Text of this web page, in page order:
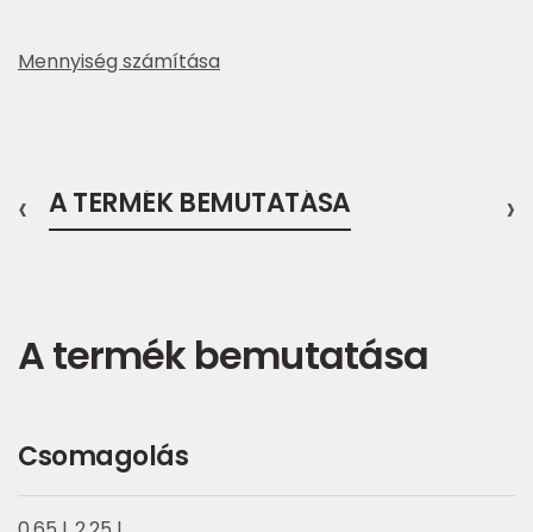
Mennyiség számítása
A TERMÉK BEMUTATÁSA
‹ ›
A termék bemutatása
Csomagolás